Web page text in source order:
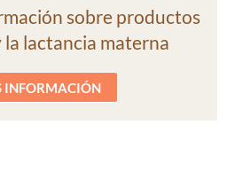
sobre productos
la lactancia materna
INFORMACIÓN